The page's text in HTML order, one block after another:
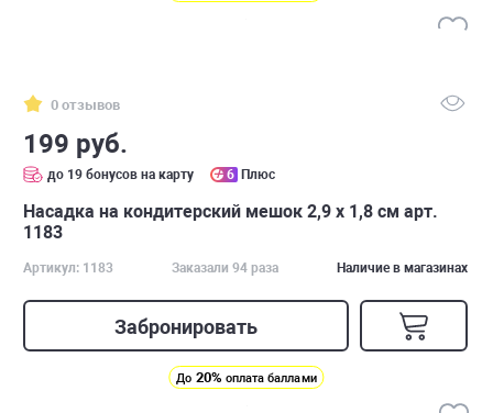
0 отзывов
199 руб.
до 19 бонусов на карту 6 Плюс
Насадка на кондитерский мешок 2,9 х 1,8 см арт.
1183
Артикул: 1183 Заказали 94 раза Наличие в магазинах
Забронировать
До 20% оплата баллами